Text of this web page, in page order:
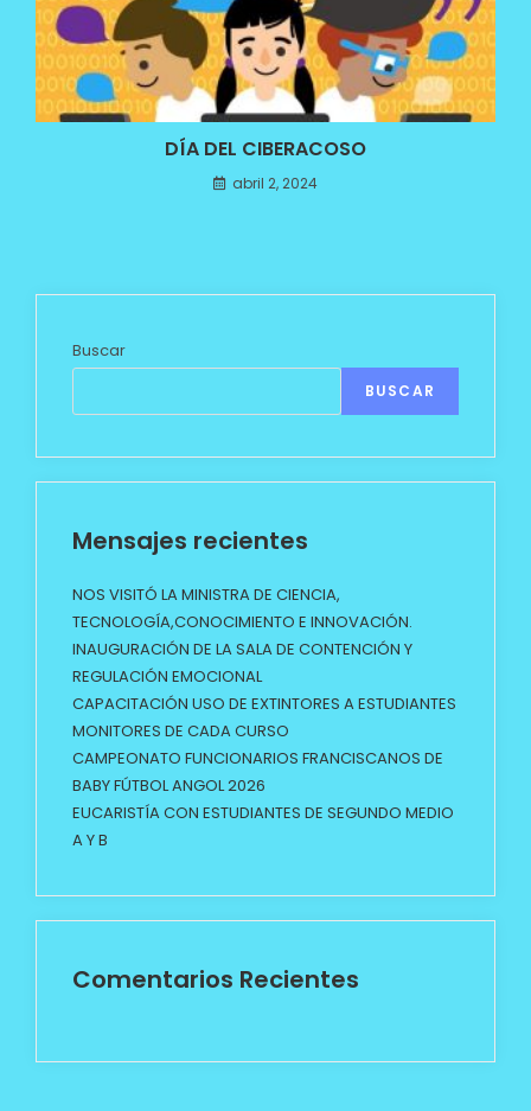
DÍA DEL CIBERACOSO
abril 2, 2024
Buscar
BUSCAR
Mensajes recientes
NOS VISITÓ LA MINISTRA DE CIENCIA,
TECNOLOGÍA,CONOCIMIENTO E INNOVACIÓN.
INAUGURACIÓN DE LA SALA DE CONTENCIÓN Y
REGULACIÓN EMOCIONAL
CAPACITACIÓN USO DE EXTINTORES A ESTUDIANTES
MONITORES DE CADA CURSO
CAMPEONATO FUNCIONARIOS FRANCISCANOS DE
BABY FÚTBOL ANGOL 2026
EUCARISTÍA CON ESTUDIANTES DE SEGUNDO MEDIO
A Y B
Comentarios Recientes